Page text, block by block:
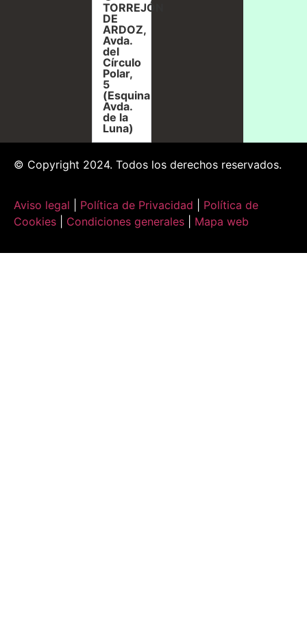
TORREJÓN
DE
ARDOZ,
Avda.
del
Círculo
Polar,
5
(Esquina
Avda.
de la
Luna)
© Copyright 2024. Todos los derechos reservados.
Aviso legal Política de Privacidad
Política de
Cookies
Condiciones generales Mapa web